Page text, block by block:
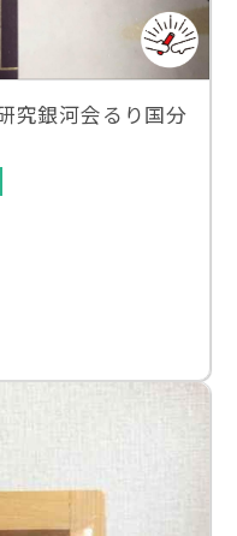
究銀河会るり国分